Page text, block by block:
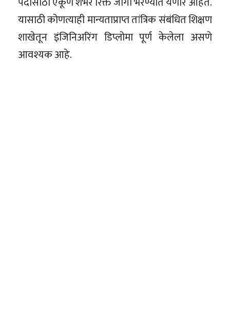
यासाठी कोणत्याही मान्यताप्राप्त तांत्रिक संबंधित शिक्षण
शाखेतून इंजिनिअरिंग डिप्लोमा पूर्ण केलेला असणे
आवश्यक आहे.